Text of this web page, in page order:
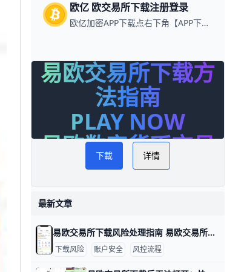
欧亿 欧交易所下载注册登录
欧亿加密APP下载点右下角【APP下载】联系客服 每日更新可用链接
易欧交易所下载方
法指南
PLAY NOW
易欧数字货币交易
下載 详情
最新文章
易欧交易所下载风险处理指南 易欧交易所下载提示风险怎么办 在下载安装易欧交易所应用时，遇到“下载提示风险/安装有风险”等提示，很多用户会担心账户安全。其实，这类提示多半是系统风控或设备安全设置触发的保护机制，只要按官方指引操作，通常可以恢复正常下载与使用。下面给出具体做法，包含数据与实例，便于你快速上手。
下载风险 账户安全 风控流程